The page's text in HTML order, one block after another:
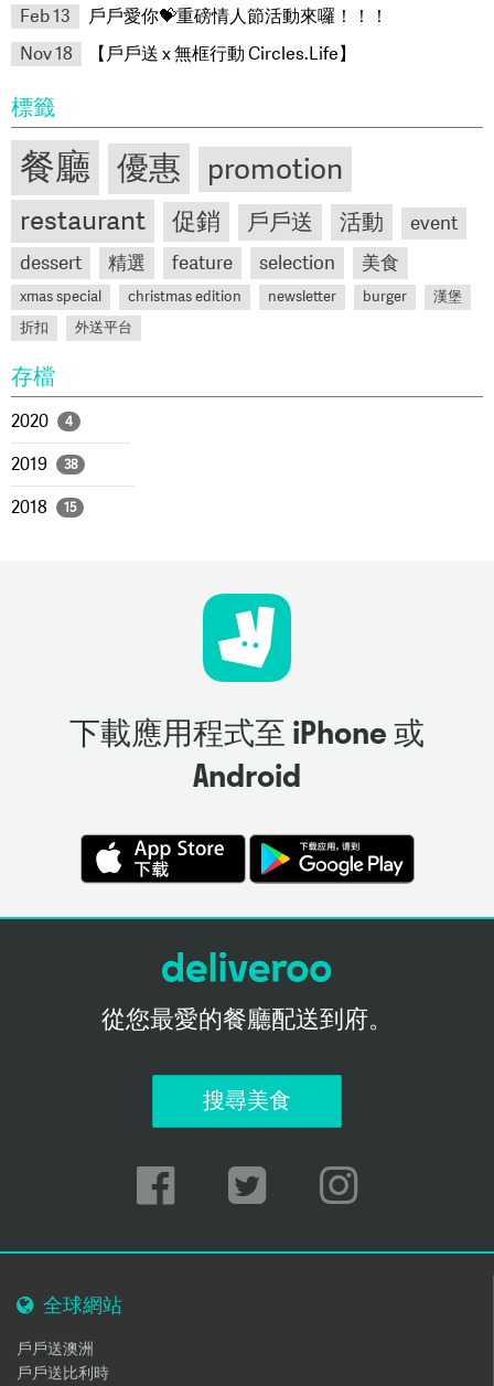
Feb 13
戶戶愛你💝重磅情人節活動來囉！！！
Nov 18
【戶戶送 x 無框行動 Circles.Life】
標籤
餐廳 優惠 promotion
restaurant 促銷 戶戶送 活動
event
dessert
精選 feature selection 美食
xmas special christmas edition newsletter burger
漢堡
折扣
外送平台
存檔
2020 4
2019 38
2018 15
下載應用程式至 iPhone 或
Android
從您最愛的餐廳配送到府。
搜尋美食
全球網站
戶戶送澳洲
戶戶送比利時